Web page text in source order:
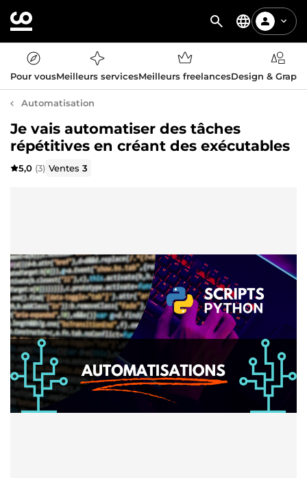
Pour vousMeilleurs servicesMeilleurs freelancesDesign &
Automatisation
Je vais automatiser des tâches
répétitives en créant des exécutables
5,0 (3) Ventes3